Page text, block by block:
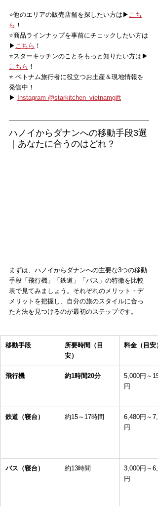
⭐️他のエリアの販売店舗を探したい方は▶ こち
ら ！
⭐️商品ラインナップを事前にチェックしたい方は
▶ こちら ！
⭐️スターキッチンのことをもっと知りたい方は▶
こちら ！
⭐️ ベトナム旅行者に役立つお土産＆現地情報を
発信中！
▶
Instagram @starkitchen_vietnamgift
ハノイからダナンへの移動手段3選
｜あなたに合うのはどれ？
まずは、ハノイからダナンへの主要な3つの移動
手段「飛行機」「鉄道」「バス」の特徴を比較
表で見てみましょう。それぞれのメリット・デ
メリットを把握し、自分の旅のスタイルに合っ
た方法を見つけるのが最初のステップです。
移動手段
所要時間（目
安）
料金（目安
飛行機 約1時間20分
5,000円～
円
鉄道（寝台） 約15～17時間
6,480円～
円
バス（寝台） 約13時間
3,000円～
円